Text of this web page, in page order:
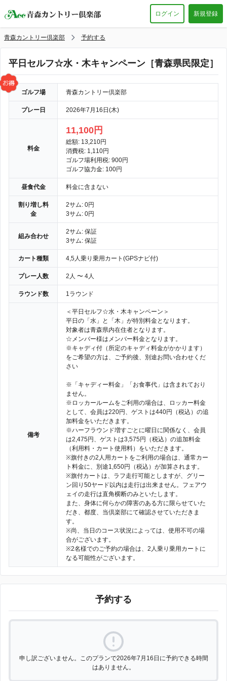
ログイン 新規登録
青森カントリー倶楽部 予約する
平日セルフ☆水・木キャンペーン［青森県民限定］
ゴルフ場 青森カントリー倶楽部
プレー日 2026年7月16日(木)
料金
11,100円
総額: 13,210円
消費税: 1,110円
ゴルフ場利用税: 900円
ゴルフ協力金: 100円
昼食代金 料金に含まない
割り増し料
金
2サム: 0円
3サム: 0円
組み合わせ
2サム: 保証
3サム: 保証
カート種類 4,5人乗り乗用カート(GPSナビ付)
プレー人数 2人 〜 4人
ラウンド数 1ラウンド
備考
＜平日セルフ☆水・木キャンペーン＞
平日の「水」と「木」が特別料金となります。
対象者は青森県内在住者となります。
☆メンバー様はメンバー料金となります。
※キャディ付（所定のキャディ料金がかかります）
をご希望の方は、ご予約後、別途お問い合わせくだ
さい
※「キャディー料金」「お食事代」は含まれており
ません。
※ロッカールームをご利用の場合は、ロッカー料金
として、会員は220円、ゲストは440円（税込）の追
加料金をいただきます。
※ハーフラウンド増すごとに曜日に関係なく、会員
は2,475円、ゲストは3,575円（税込）の追加料金
（利用料・カート使用料）をいただきます。
※旗付きの2人用カートをご利用の場合は、通常カー
ト料金に、別途1,650円（税込）が加算されます。
※旗付カートは、ラフ走行可能としますが、グリー
ン回り50ヤード以内は走行は出来ません。フェアウ
ェイの走行は直角横断のみといたします。
また、身体に何らかの障害のある方に限らせていた
だき、都度、当倶楽部にて確認させていただきま
す。
※尚、当日のコース状況によっては、使用不可の場
合がございます。
※2名様でのご予約の場合は、2人乗り乗用カートに
なる可能性がございます。
予約する
申し訳ございません。このプランで2026年7月16日に予約できる時間
はありません。